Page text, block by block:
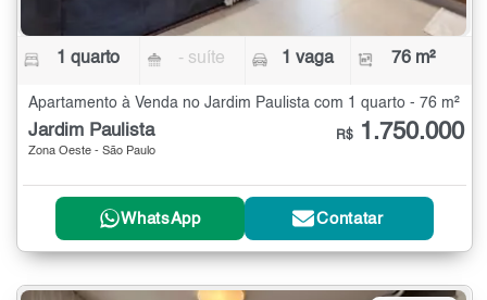
1 quarto - suíte 1 vaga 76 m²
Apartamento à Venda no Jardim Paulista com 1 quarto - 76 m²
Jardim Paulista
Zona Oeste - São Paulo
R$ 1.750.000
WhatsApp Contatar